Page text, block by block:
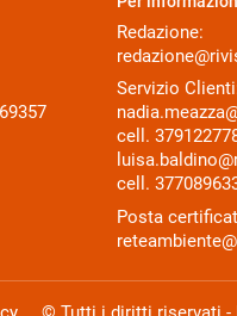
Redazione:
Servizio
cell.
cell.
Posta